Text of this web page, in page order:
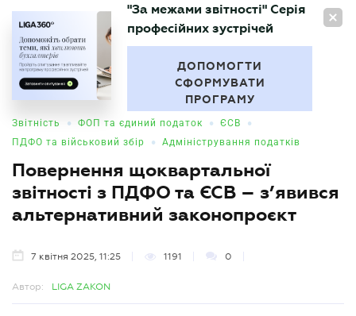
UA
БУХГАЛТЕР
"За межами звітності" Серія
професійних зустрічей
ДОПОМОГТИ
СФОРМУВАТИ
ПРОГРАМУ
Звітність • ФОП та єдиний податок • ЄСВ •
ПДФО та військовий збір • Адміністрування податків
Повернення щоквартальної
звітності з ПДФО та ЄСВ – з’явився
альтернативний законопроєкт
7 квітня 2025, 11:25 1191 0
Автор: LIGA ZAKON